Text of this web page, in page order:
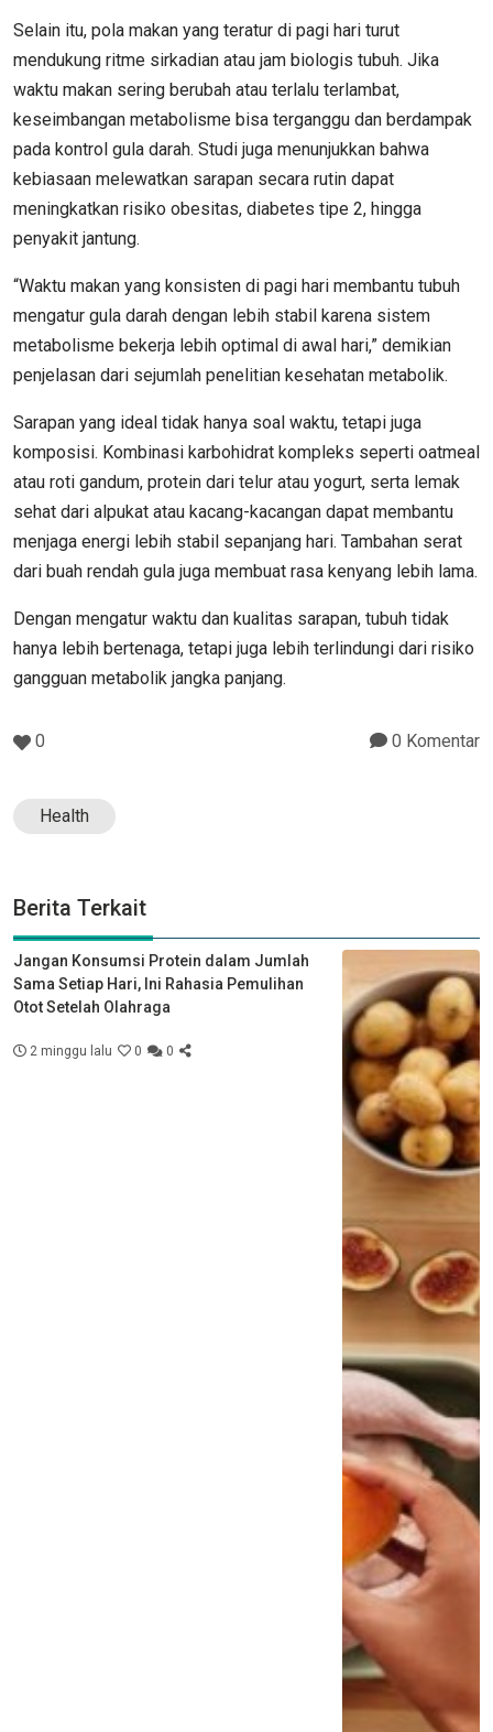
Selain itu, pola makan yang teratur di pagi hari turut
mendukung ritme sirkadian atau jam biologis tubuh. Jika
waktu makan sering berubah atau terlalu terlambat,
keseimbangan metabolisme bisa terganggu dan berdampak
pada kontrol gula darah. Studi juga menunjukkan bahwa
kebiasaan melewatkan sarapan secara rutin dapat
meningkatkan risiko obesitas, diabetes tipe 2, hingga
penyakit jantung.
“Waktu makan yang konsisten di pagi hari membantu tubuh
mengatur gula darah dengan lebih stabil karena sistem
metabolisme bekerja lebih optimal di awal hari,” demikian
penjelasan dari sejumlah penelitian kesehatan metabolik.
Sarapan yang ideal tidak hanya soal waktu, tetapi juga
komposisi. Kombinasi karbohidrat kompleks seperti oatmeal
atau roti gandum, protein dari telur atau yogurt, serta lemak
sehat dari alpukat atau kacang-kacangan dapat membantu
menjaga energi lebih stabil sepanjang hari. Tambahan serat
dari buah rendah gula juga membuat rasa kenyang lebih lama.
Dengan mengatur waktu dan kualitas sarapan, tubuh tidak
hanya lebih bertenaga, tetapi juga lebih terlindungi dari risiko
gangguan metabolik jangka panjang.
0 0 Komentar
Health
Berita Terkait
Jangan Konsumsi Protein dalam Jumlah
Sama Setiap Hari, Ini Rahasia Pemulihan
Otot Setelah Olahraga
2 minggu lalu 0 0